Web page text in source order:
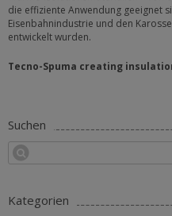
die effiziente Anwendung geeignet
Eisenbahnindustrie und den
entwickelt wurden.
Tecno-Spuma creating
Suchen
Kategorien